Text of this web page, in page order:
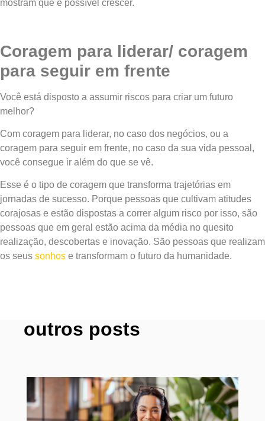
mostram que é possível crescer.
Coragem para liderar/ coragem
para seguir em frente
Você está disposto a assumir riscos para criar um futuro
melhor?
Com coragem para liderar, no caso dos negócios, ou a
coragem para seguir em frente, no caso da sua vida pessoal,
você consegue ir além do que se vê.
Esse é o tipo de coragem que transforma trajetórias em
jornadas de sucesso. Porque pessoas que cultivam atitudes
corajosas e estão dispostas a correr algum risco por isso, são
pessoas que em geral estão acima da média no quesito
realização, descobertas e inovação. São pessoas que realizam
os seus sonhos e transformam o futuro da humanidade.
outros posts